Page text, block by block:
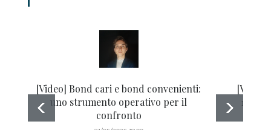
[Video] Bond cari e bond convenienti:
uno strumento operativo per il
confronto
[Video]
1986